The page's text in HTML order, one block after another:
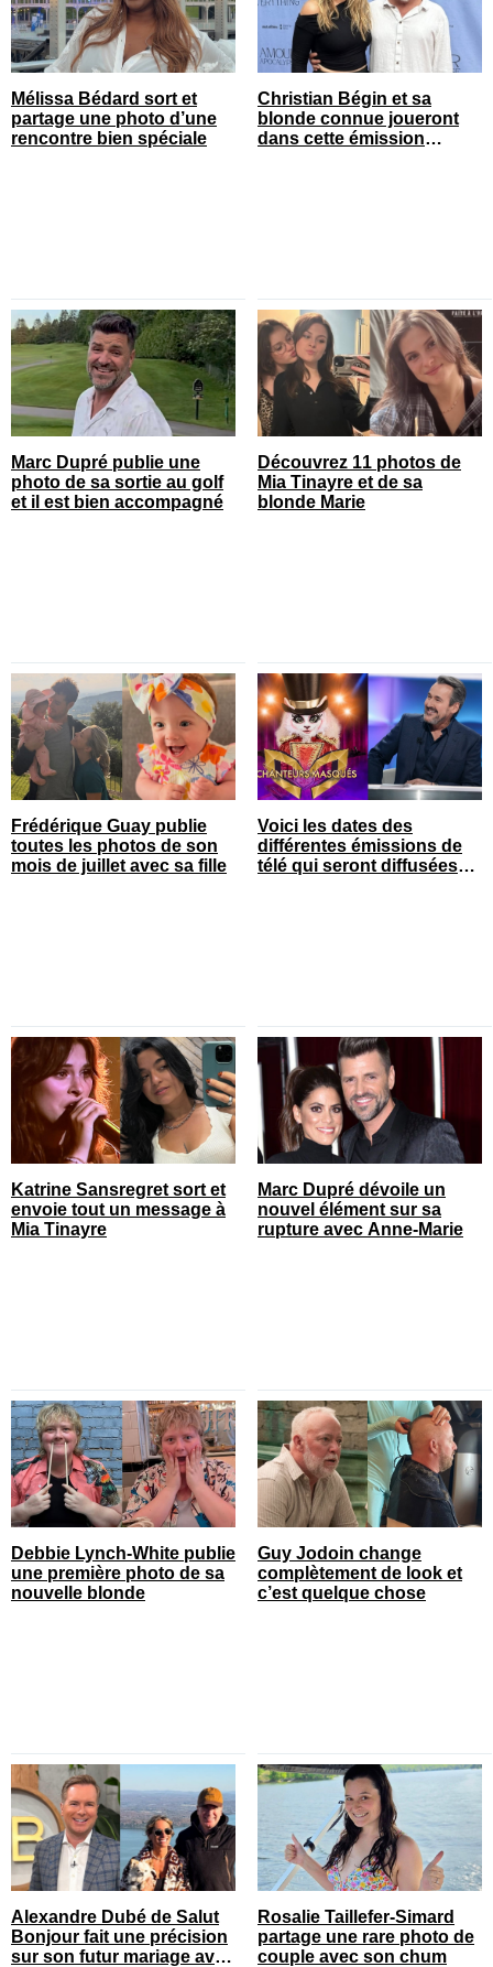
Mélissa Bédard sort et
partage une photo d’une
rencontre bien spéciale
Christian Bégin et sa
blonde connue joueront
dans cette émission
Marc Dupré publie une
photo de sa sortie au golf
et il est bien accompagné
Découvrez 11 photos de
Mia Tinayre et de sa
blonde Marie
Frédérique Guay publie
toutes les photos de son
mois de juillet avec sa fille
Voici les dates des
différentes émissions de
télé qui seront diffusées
Katrine Sansregret sort et
envoie tout un message à
Mia Tinayre
Marc Dupré dévoile un
nouvel élément sur sa
rupture avec Anne-Marie
Debbie Lynch-White publie
une première photo de sa
nouvelle blonde
Guy Jodoin change
complètement de look et
c’est quelque chose
Alexandre Dubé de Salut
Bonjour fait une précision
sur son futur mariage avec
Rosalie Taillefer-Simard
partage une rare photo de
couple avec son chum